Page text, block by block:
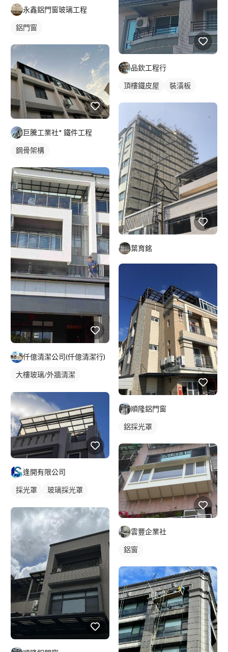
永鑫鋁門窗玻璃工程
鋁門窗
巨騰工業社* 鐵件工程
鋼骨架構
仟億清潔公司(仟億清潔行)
大樓玻璃/外牆清潔
逢開有限公司
採光罩
玻璃採光罩
品欽工程行
頂樓鐵皮屋 裝潢板
葉育銘
順隆鋁門窗
鋁採光罩
雲豐企業社
鋁窗